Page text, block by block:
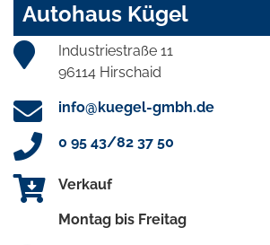
Autohaus Kügel
Industriestraße 11
96114 Hirschaid
info@kuegel-gmbh.de
0 95 43/82 37 50
Verkauf
Montag bis Freitag